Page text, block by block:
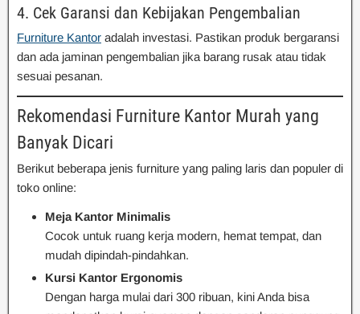
4. Cek Garansi dan Kebijakan Pengembalian
Furniture Kantor adalah investasi. Pastikan produk bergaransi
dan ada jaminan pengembalian jika barang rusak atau tidak
sesuai pesanan.
Rekomendasi Furniture Kantor Murah yang
Banyak Dicari
Berikut beberapa jenis furniture yang paling laris dan populer di
toko online:
Meja Kantor Minimalis
Cocok untuk ruang kerja modern, hemat tempat, dan
mudah dipindah-pindahkan.
Kursi Kantor Ergonomis
Dengan harga mulai dari 300 ribuan, kini Anda bisa